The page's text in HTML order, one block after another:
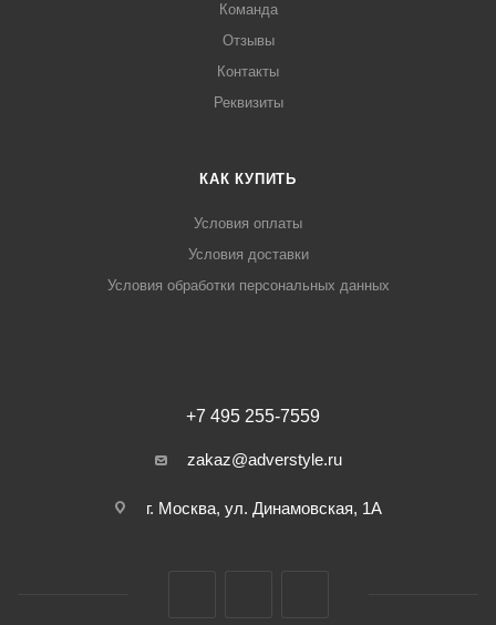
Команда
Отзывы
Контакты
Реквизиты
КАК КУПИТЬ
Условия оплаты
Условия доставки
Условия обработки персональных данных
+7 495 255-7559
zakaz@adverstyle.ru
г. Москва, ул. Динамовская, 1А